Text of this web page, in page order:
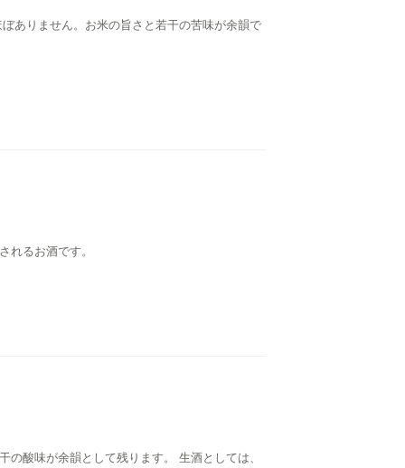
ありません。お米の旨さと若干の苦味が余韻で
れるお酒です。
酸味が余韻として残ります。 生酒としては、